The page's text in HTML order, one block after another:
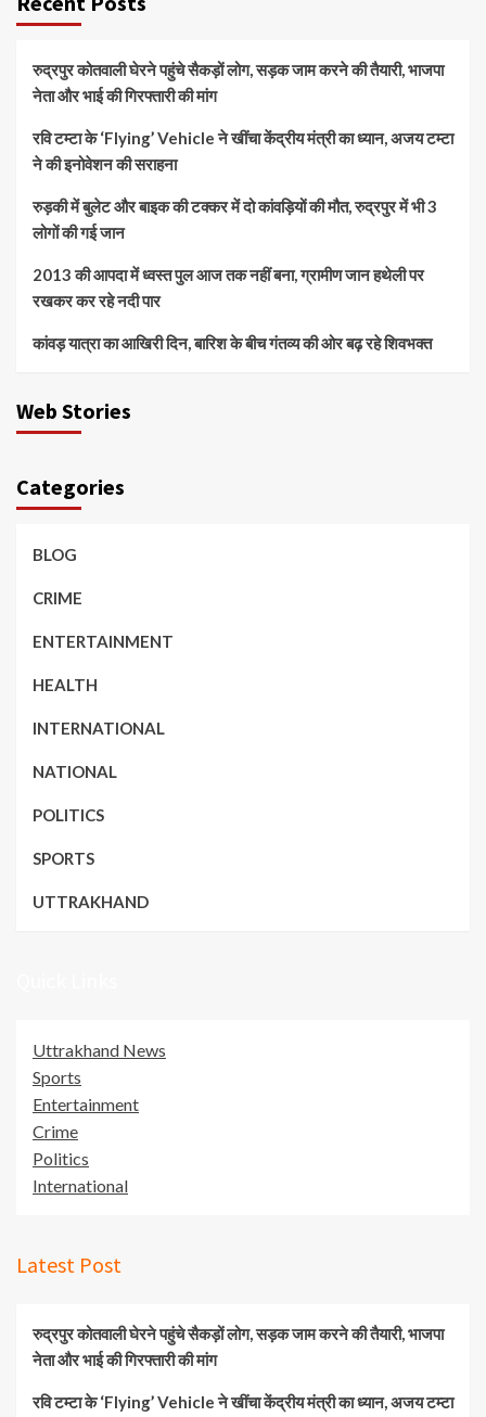
रुद्रपुर कोतवाली घेरने पहुंचे सैकड़ों लोग, सड़क जाम करने की तैयारी, भाजपा
नेता और भाई की गिरफ्तारी की मांग
रवि टम्टा के ‘Flying’ Vehicle ने खींचा केंद्रीय मंत्री का ध्यान, अजय टम्टा
ने की इनोवेशन की सराहना
रुड़की में बुलेट और बाइक की टक्कर में दो कांवड़ियों की मौत, रुद्रपुर में भी 3
लोगों की गई जान
2013 की आपदा में ध्वस्त पुल आज तक नहीं बना, ग्रामीण जान हथेली पर
रखकर कर रहे नदी पार
कांवड़ यात्रा का आखिरी दिन, बारिश के बीच गंतव्य की ओर बढ़ रहे शिवभक्त
Web Stories
Categories
BLOG
CRIME
ENTERTAINMENT
HEALTH
INTERNATIONAL
NATIONAL
POLITICS
SPORTS
UTTRAKHAND
Uttrakhand News
Sports
Entertainment
Crime
Politics
International
Latest Post
रुद्रपुर कोतवाली घेरने पहुंचे सैकड़ों लोग, सड़क जाम करने की तैयारी, भाजपा
नेता और भाई की गिरफ्तारी की मांग
रवि टम्टा के ‘Flying’ Vehicle ने खींचा केंद्रीय मंत्री का ध्यान, अजय टम्टा